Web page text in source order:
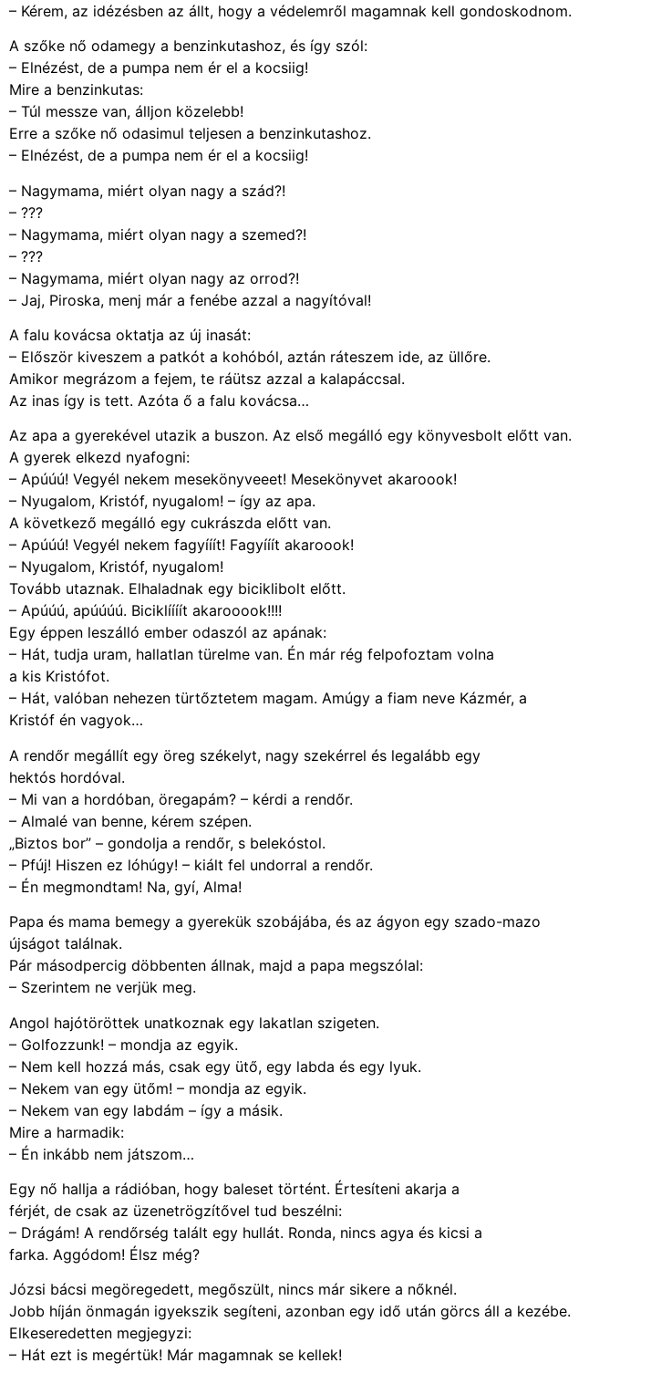
– Kérem, az idézésben az állt, hogy a védelemről magamnak kell gondoskodnom.
A szőke nő odamegy a benzinkutashoz, és így szól:
– Elnézést, de a pumpa nem ér el a kocsiig!
Mire a benzinkutas:
– Túl messze van, álljon közelebb!
Erre a szőke nő odasimul teljesen a benzinkutashoz.
– Elnézést, de a pumpa nem ér el a kocsiig!
– Nagymama, miért olyan nagy a szád?!
– ???
– Nagymama, miért olyan nagy a szemed?!
– ???
– Nagymama, miért olyan nagy az orrod?!
– Jaj, Piroska, menj már a fenébe azzal a nagyítóval!
A falu kovácsa oktatja az új inasát:
– Először kiveszem a patkót a kohóból, aztán ráteszem ide, az üllőre.
Amikor megrázom a fejem, te ráütsz azzal a kalapáccsal.
Az inas így is tett. Azóta ő a falu kovácsa…
Az apa a gyerekével utazik a buszon. Az első megálló egy könyvesbolt előtt van.
A gyerek elkezd nyafogni:
– Apúúú! Vegyél nekem mesekönyveeet! Mesekönyvet akaroook!
– Nyugalom, Kristóf, nyugalom! – így az apa.
A következő megálló egy cukrászda előtt van.
– Apúúú! Vegyél nekem fagyííít! Fagyííít akaroook!
– Nyugalom, Kristóf, nyugalom!
Tovább utaznak. Elhaladnak egy biciklibolt előtt.
– Apúúú, apúúúú. Biciklíííít akarooook!!!!
Egy éppen leszálló ember odaszól az apának:
– Hát, tudja uram, hallatlan türelme van. Én már rég felpofoztam volna
a kis Kristófot.
– Hát, valóban nehezen türtőztetem magam. Amúgy a fiam neve Kázmér, a
Kristóf én vagyok…
A rendőr megállít egy öreg székelyt, nagy szekérrel és legalább egy
hektós hordóval.
– Mi van a hordóban, öregapám? – kérdi a rendőr.
– Almalé van benne, kérem szépen.
„Biztos bor” – gondolja a rendőr, s belekóstol.
– Pfúj! Hiszen ez lóhúgy! – kiált fel undorral a rendőr.
– Én megmondtam! Na, gyí, Alma!
Papa és mama bemegy a gyerekük szobájába, és az ágyon egy szado-mazo
újságot találnak.
Pár másodpercig döbbenten állnak, majd a papa megszólal:
– Szerintem ne verjük meg.
Angol hajótöröttek unatkoznak egy lakatlan szigeten.
– Golfozzunk! – mondja az egyik.
– Nem kell hozzá más, csak egy ütő, egy labda és egy lyuk.
– Nekem van egy ütőm! – mondja az egyik.
– Nekem van egy labdám – így a másik.
Mire a harmadik:
– Én inkább nem játszom…
Egy nő hallja a rádióban, hogy baleset történt. Értesíteni akarja a
férjét, de csak az üzenetrögzítővel tud beszélni:
– Drágám! A rendőrség talált egy hullát. Ronda, nincs agya és kicsi a
farka. Aggódom! Élsz még?
Józsi bácsi megöregedett, megőszült, nincs már sikere a nőknél.
Jobb híján önmagán igyekszik segíteni, azonban egy idő után görcs áll a kezébe.
Elkeseredetten megjegyzi:
– Hát ezt is megértük! Már magamnak se kellek!